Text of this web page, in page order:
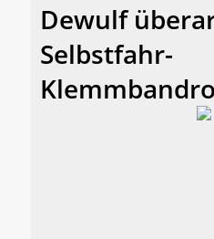
Dewulf
Selbstfahr-